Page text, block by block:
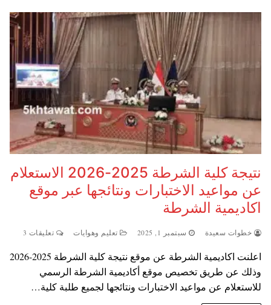
نتيجة كلية الشرطة 2025-2026 الاستعلام
عن مواعيد الاختبارات ونتائجها عبر موقع
اكاديمية الشرطة
خطوات سعيدة سبتمبر 1, 2025 تعليم وهوايات تعليقات 3
اعلنت اكاديمية الشرطة عن موقع نتيجة كلية الشرطة 2025-2026
وذلك عن طريق تخصيص موقع أكاديمية الشرطة الرسمي
للاستعلام عن مواعيد الاختبارات ونتائجها لجميع طلبة كلية…